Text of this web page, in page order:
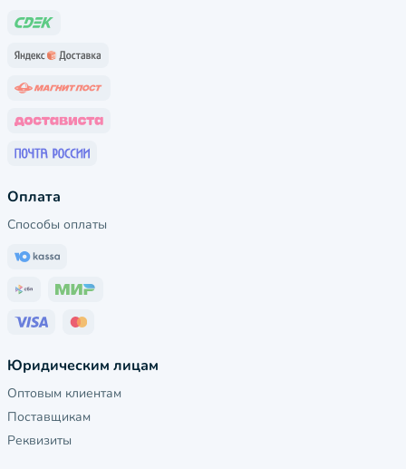
Оплата
Способы оплаты
Юридическим лицам
Оптовым клиентам
Поставщикам
Реквизиты